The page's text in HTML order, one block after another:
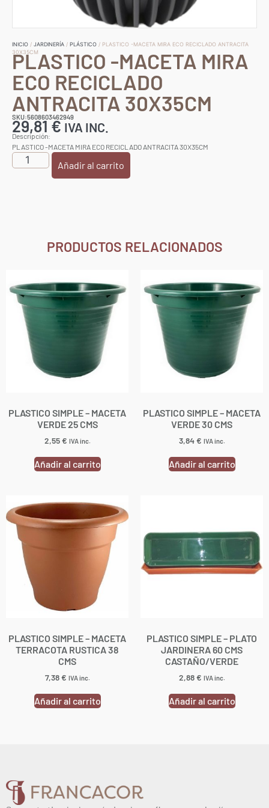
INICIO / JARDINERÍA / PLÁSTICO / PLASTICO -MACETA MIRA ECO RECICLADO ANTRACITA
30X35CM
PLASTICO -MACETA MIRA
ECO RECICLADO
ANTRACITA 30X35CM
SKU:5608603462949
29,81€ IVA INC.
Descripción:
PLASTICO -MACETA MIRA ECO RECICLADO ANTRACITA 30X35CM
Añadir al carrito
PRODUCTOS RELACIONADOS
PLASTICO SIMPLE – MACETA
VERDE 25 CMS
2,55€ IVA inc.
Añadir al carrito
PLASTICO SIMPLE – MACETA
VERDE 30 CMS
3,84€ IVA inc.
Añadir al carrito
PLASTICO SIMPLE – MACETA
TERRACOTA RUSTICA 38
CMS
7,38€ IVA inc.
Añadir al carrito
PLASTICO SIMPLE – PLATO
JARDINERA 60 CMS
CASTAÑO/VERDE
2,88€ IVA inc.
Añadir al carrito